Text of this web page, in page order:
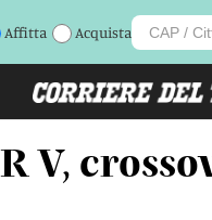
Affitta Acquista
V,